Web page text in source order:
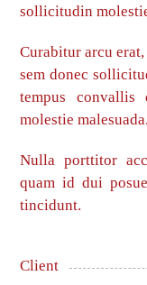
sollicitudin
Curabitur arcu
sem donec
tempus
molestie malesuada.
Nulla porttitor
quam id dui
tincidunt.
Client